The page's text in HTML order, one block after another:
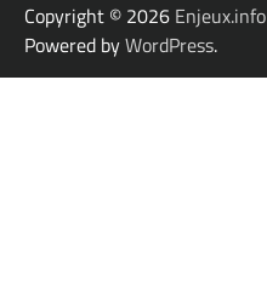
Copyright © 2026 Enjeux.info
Powered byWordPress.